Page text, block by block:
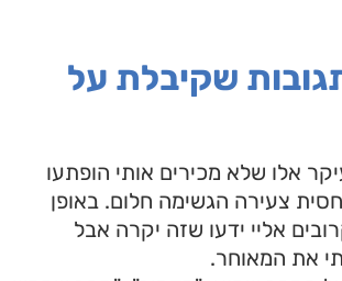
שקיבלת על
אלו שלא מכירים אותי הופתעו
צעירה הגשימה חלום. באופן
אליי ידעו שזה יקרה אבל
את המאוחר.